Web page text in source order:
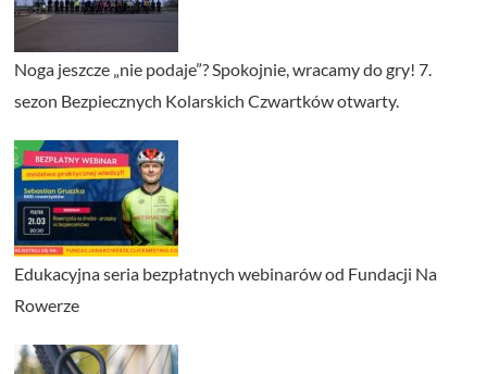
Noga jeszcze „nie podaje”? Spokojnie, wracamy do gry! 7.
sezon Bezpiecznych Kolarskich Czwartków otwarty.
Edukacyjna seria bezpłatnych webinarów od Fundacji Na
Rowerze